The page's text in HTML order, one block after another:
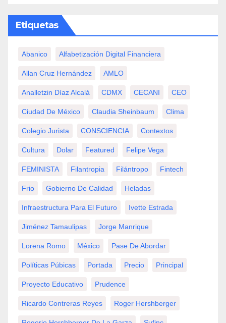
Etiquetas
Abanico Alfabetización Digital Financiera
Allan Cruz Hernández AMLO
Analletzin Díaz Alcalá CDMX CECANI CEO
Ciudad De México Claudia Sheinbaum Clima
Colegio Jurista CONSCIENCIA Contextos
Cultura Dolar Featured Felipe Vega
FEMINISTA Filantropia Filántropo Fintech
Frio Gobierno De Calidad Heladas
Infraestructura Para El Futuro Ivette Estrada
Jiménez Tamaulipas Jorge Manrique
Lorena Romo México Pase De Abordar
Políticas Púbicas Portada Precio Principal
Proyecto Educativo Prudence
Ricardo Contreras Reyes Roger Hershberger